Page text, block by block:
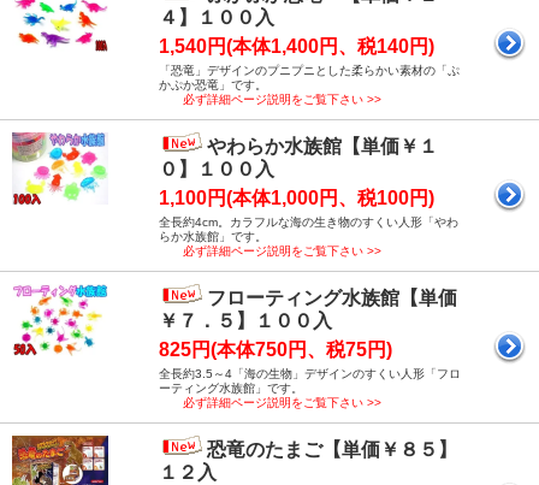
４】１００入
1,540円(本体1,400円、税140円)
「恐竜」デザインのプニプニとした柔らかい素材の「ぷ
かぷか恐竜」です。
必ず詳細ページ説明をご覧下さい >>
やわらか水族館【単価￥１
０】１００入
1,100円(本体1,000円、税100円)
全長約4cm。カラフルな海の生き物のすくい人形「やわ
らか水族館」です。
必ず詳細ページ説明をご覧下さい >>
フローティング水族館【単価
￥７．５】１００入
825円(本体750円、税75円)
全長約3.5～4「海の生物」デザインのすくい人形「フロ
ーティング水族館」です。
必ず詳細ページ説明をご覧下さい >>
恐竜のたまご【単価￥８５】
１２入